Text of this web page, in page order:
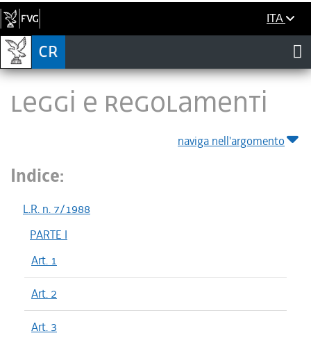
ITA
LEGGI E REGOLAMENTI
naviga nell'argomento
Indice:
L.R. n. 7/1988
PARTE I
Art. 1
Art. 2
Art. 3